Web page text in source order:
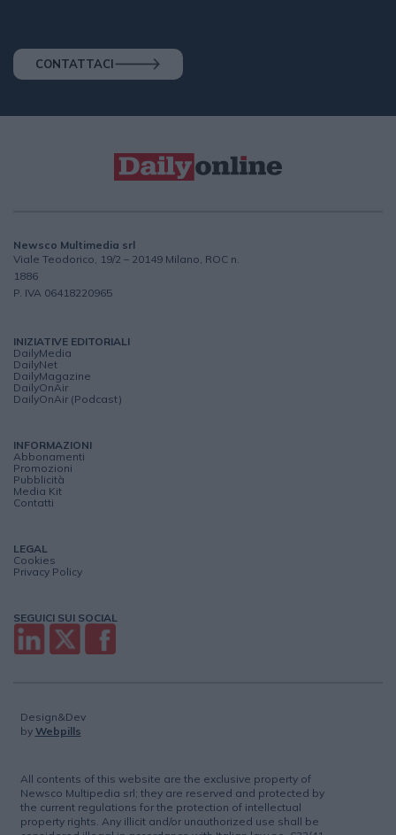
CONTATTACI
Newsco Multimedia srl
Viale Teodorico, 19/2 – 20149 Milano, ROC n.
1886
P. IVA 06418220965
INIZIATIVE EDITORIALI
DailyMedia
DailyNet
DailyMagazine
DailyOnAir
DailyOnAir (Podcast)
INFORMAZIONI
Abbonamenti
Promozioni
Pubblicità
Media Kit
Contatti
LEGAL
Cookies
Privacy Policy
SEGUICI SUI SOCIAL
Design&Dev
by Webpills
All contents of this website are the exclusive property of
Newsco Multipedia srl; they are reserved and protected by
the current regulations for the protection of intellectual
property rights. Any illicit and/or unauthorized use shall be